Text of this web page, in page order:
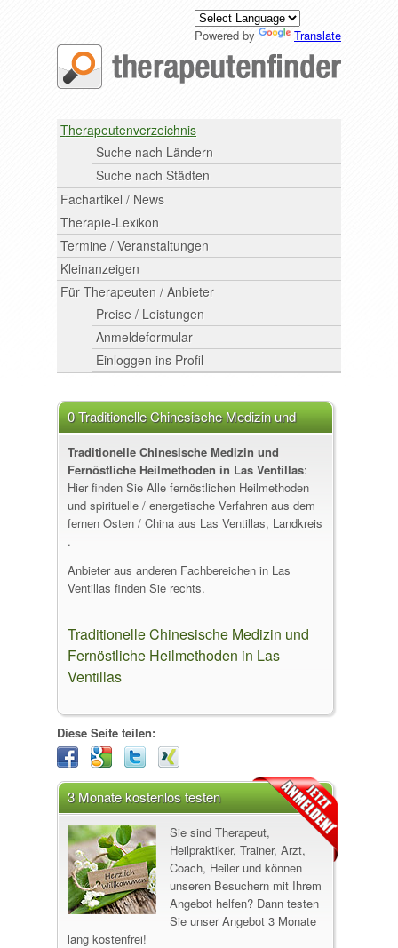
Powered by Translate
Therapeutenverzeichnis
Suche nach Ländern
Suche nach Städten
Fachartikel / News
Therapie-Lexikon
Termine / Veranstaltungen
Kleinanzeigen
Für Therapeuten / Anbieter
Preise / Leistungen
Anmeldeformular
Einloggen ins Profil
0 Traditionelle Chinesische Medizin und
Fernöstliche Heilmethoden in Las Ventillas
Traditionelle Chinesische Medizin und
Fernöstliche Heilmethoden in Las Ventillas:
Hier finden Sie Alle fernöstlichen Heilmethoden
und spirituelle / energetische Verfahren aus dem
fernen Osten / China aus Las Ventillas, Landkreis
.
Anbieter aus anderen Fachbereichen in Las
Ventillas finden Sie rechts.
Traditionelle Chinesische Medizin und
Fernöstliche Heilmethoden in Las
Ventillas
Diese Seite teilen:
3 Monate kostenlos testen
Sie sind Therapeut,
Heilpraktiker, Trainer, Arzt,
Coach, Heiler und können
unseren Besuchern mit Ihrem
Angebot helfen? Dann testen
Sie unser Angebot 3 Monate
lang kostenfrei!